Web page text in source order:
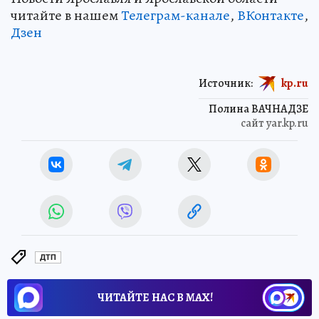
читайте в нашемТелеграм-канале, ВКонтакте,
Дзен
Полина ВАЧНАДЗЕ
сайт yar.kp.ru
Источник: kp.ru
ДТП
ЧИТАЙТЕ НАС В МАХ!